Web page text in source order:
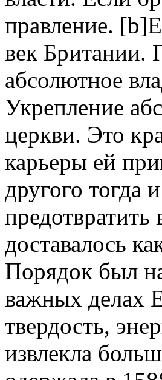
правление.
век
абсолютное
Укрепление
церкви. Это
карьеры ей
другого
доставалось
Порядок был
важных делах
твердость,
извлекла